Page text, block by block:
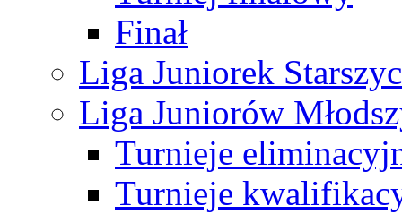
Finał
Liga Juniorek
Liga Juniorów
Turnieje
Turnieje